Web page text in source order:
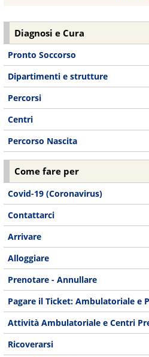
Diagnosi e Cura
Pronto Soccorso
Dipartimenti e strutture
Percorsi
Centri
Percorso Nascita
Come fare per
Covid-19 (Coronavirus)
Contattarci
Arrivare
Alloggiare
Prenotare - Annullare
Pagare il Ticket: Ambulatoriale e
Attività Ambulatoriale e Centri
Ricoverarsi